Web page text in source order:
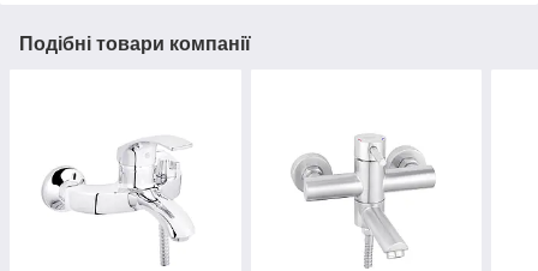
Подібні товари компанії